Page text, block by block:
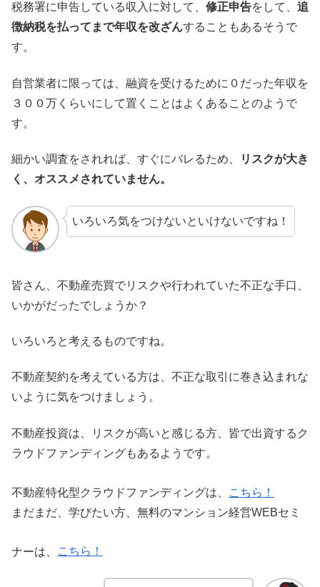
税務署に申告している収入に対して、 修正申告をして、 追
徴納税を払ってまで年収を改ざんすることもあるそうで
す。
自営業者に限っては、融資を受けるために０だった年収を
３００万くらいにして置くことはよくあることのようで
す。
細かい調査をされれば、すぐにバレるため、
リスクが大き
く、オススメされていません。
いろいろ気をつけないといけないですね！
皆さん、不動産売買でリスクや行われていた不正な手口、
いかがだったでしょうか？
いろいろと考えるものですね。
不動産契約を考えている方は、不正な取引に巻き込まれな
いように気をつけましょう。
不動産投資は、リスクが高いと感じる方、皆で出資するク
ラウドファンディングもあるようです。
不動産特化型クラウドファンディングは、
こちら！
まだまだ、学びたい方、無料のマンション経営WEBセミ
ナーは、 こちら！